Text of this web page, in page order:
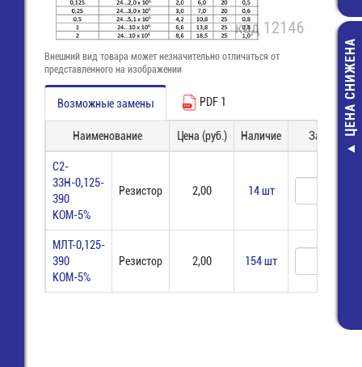
Драйвер
680,00
ЦЕНА СНИЖЕНА
Внешний вид товара может незначительно отличаться от
представленного на изображении
Возможные замены PDF 1
Наименование Цена (руб.) Наличие Заказ
С2-
33Н-0,125-
390
КОМ-5%
Резистор 2,00 14 шт
МЛТ-0,125-
390
КОМ-5%
Резистор 2,00 154 шт